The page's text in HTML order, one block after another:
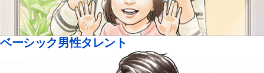
ベーシック男性タレント